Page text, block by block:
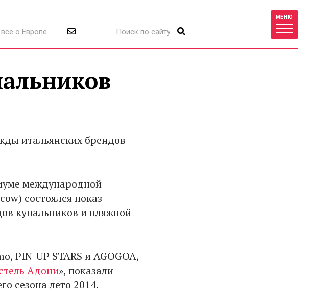
МЕНЮ
итальянских брендов
международной
состоялся показ
купальников и пляжной
PIN-UP STARS и AGOGOA,
Адони», показали
сезона лето 2014.